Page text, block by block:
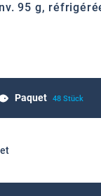
95 g,
Paquet 48 Stück